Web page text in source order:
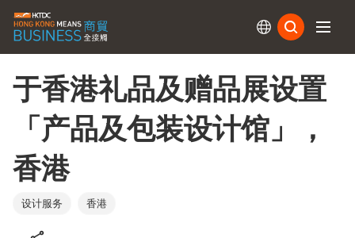
于香港礼品及赠品展设置
「产品及包装设计馆」，
香港
设计服务 香港